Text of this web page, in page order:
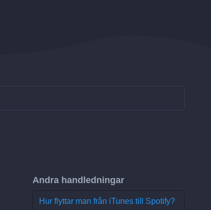
Andra handledningar
Hur flyttar man från iTunes till Spotify?